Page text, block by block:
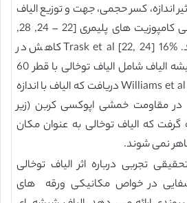
اندازه، کسر حجمی، جهت و توزیع الیاف
توخالی بر خواص مکانیکی کامپوزیت های پلیمری [22 – 24, 28,
29] در دسترس می باشد. Trask et al [22, 24] 16% کاهش در
مقاومت خمشی ورقه شیشه الیاف شامل الیاف توخالی با قطر 60
μm اندازه گیری کرد. Williams et al [23] دریافت که الیاف با اندازه
مقاومت خمشی اپوکسی کربن (زیر
گرفت که الیاف توخالی به عنوان مکان
نمی شوند.
تجربی درباره اثر الیاف توخالی
در خواص مکانیکی ورقه های